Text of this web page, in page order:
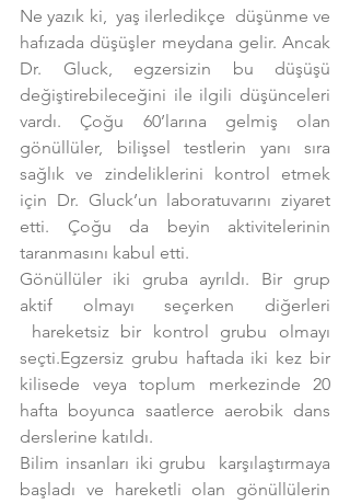
Ne yazık ki,  yaş ilerledikçe  düşünme ve
hafızada düşüşler meydana gelir. Ancak
Dr. Gluck, egzersizin bu düşüşü
değiştirebileceğini ile ilgili düşünceleri
vardı. Çoğu 60’larına gelmiş olan
gönüllüler, bilişsel testlerin yanı sıra
sağlık ve zindeliklerini kontrol etmek
için Dr. Gluck’un laboratuvarını ziyaret
etti. Çoğu da beyin aktivitelerinin
taranmasını kabul etti.
Gönüllüler iki gruba ayrıldı. Bir grup
aktif olmayı seçerken diğerleri
hareketsiz bir kontrol grubu olmayı
seçti.Egzersiz grubu haftada iki kez bir
kilisede veya toplum merkezinde 20
hafta boyunca saatlerce aerobik dans
derslerine katıldı.
Bilim insanları iki grubu  karşılaştırmaya
başladı ve hareketli olan gönüllülerin